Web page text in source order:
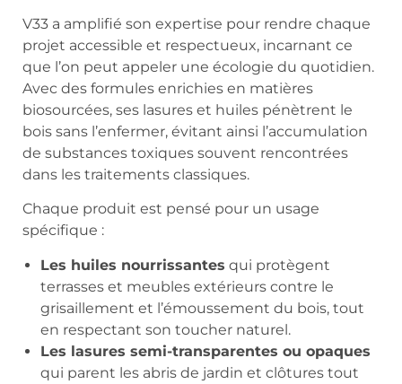
V33 a amplifié son expertise pour rendre chaque
projet accessible et respectueux, incarnant ce
que l’on peut appeler une écologie du quotidien.
Avec des formules enrichies en matières
biosourcées, ses lasures et huiles pénètrent le
bois sans l’enfermer, évitant ainsi l’accumulation
de substances toxiques souvent rencontrées
dans les traitements classiques.
Chaque produit est pensé pour un usage
spécifique :
Les huiles nourrissantes qui protègent
terrasses et meubles extérieurs contre le
grisaillement et l’émoussement du bois, tout
en respectant son toucher naturel.
Les lasures semi-transparentes ou opaques
qui parent les abris de jardin et clôtures tout